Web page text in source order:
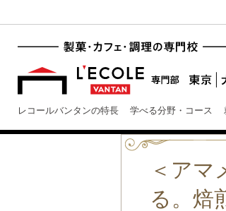
レコールバンタンの特長 学べる分野・コース
＜アマ
る。焙